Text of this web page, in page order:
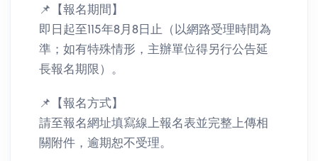
📌【報名期間】
即日起至115年8月8日止（以網路受理時間為
準；如有特殊情形，主辦單位得另行公告延
長報名期限）。
📌【報名方式】
請至報名網址填寫線上報名表並完整上傳相
關附件，逾期恕不受理。